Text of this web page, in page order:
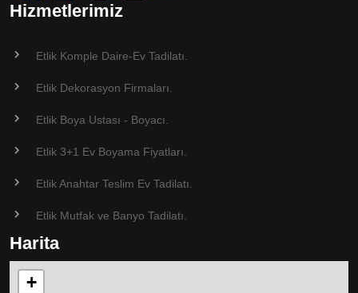
Hizmetlerimiz
Etlik Komple Daire-Ev Tadilatı.
Etlik Dekorasyon Firmaları.
Etlik Boya Ustası - Boyacı.
Etlik 3+1 Ev Boyama Fiyatları.
Etlik Anahtar Teslim Ev Tadilatı.
Etlik Mutfak ve Banyo Tadilatı.
Harita
+